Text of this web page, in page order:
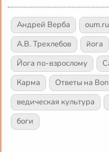
Андрей Верба oum.ru
А.В. Трехлебов
йога
Йога по-взрослому
Карма
Ответы на
ведическая культура
боги